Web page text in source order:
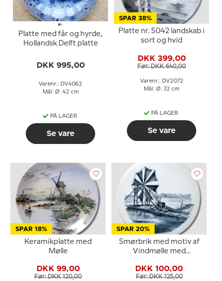
Platte med får og hyrde,
Hollandsk Delft platte
DKK 995,00
Varenr.: DV4062
Mål: Ø: 42 cm
PÅ LAGER
Se vare
SPAR 38%
Platte nr. 5042 landskab i
sort og hvid
DKK 399,00
Før: DKK 640,00
Varenr.: DV2072
Mål: Ø: 32 cm
PÅ LAGER
Se vare
SPAR 18%
Keramikplatte med
Mølle
DKK 99,00
Før: DKK 120,00
SPAR 20%
Smørbrik med motiv af
Vindmølle med
Copenhagen
DKK 100,00
Før: DKK 125,00